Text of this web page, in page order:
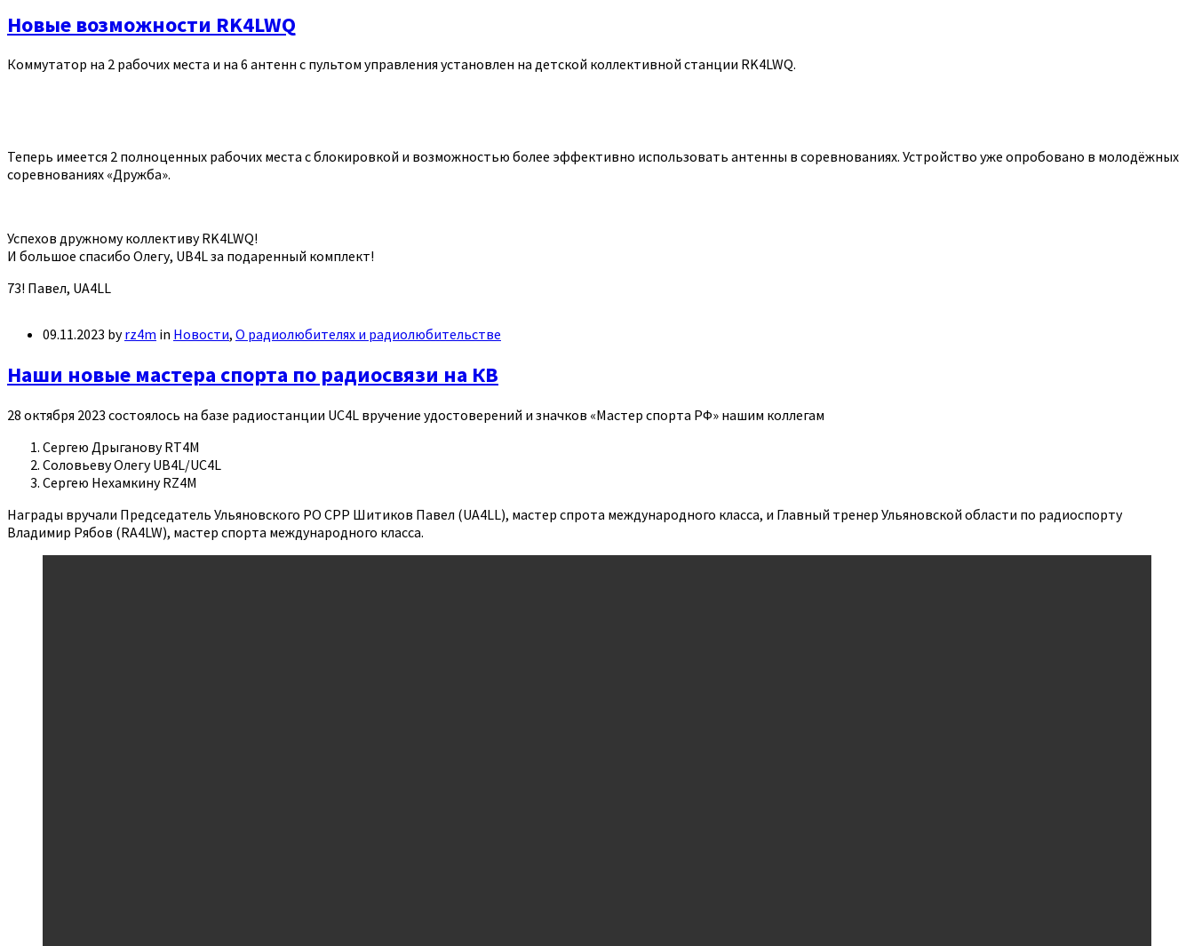
Новые возможности RK4LWQ
Коммутатор на 2 рабочих места и на 6 антенн с пультом управления установлен на детской коллективной станции RK4LWQ.
Теперь имеется 2 полноценных рабочих места с блокировкой и возможностью более эффективно использовать антенны в соревнованиях. Устройство уже опробовано в молодёжных
соревнованиях «Дружба».
Успехов дружному коллективу RK4LWQ!
И большое спасибо Олегу, UB4L за подаренный комплект!
73! Павел, UA4LL
09.11.2023 byrz4m in Новости, О радиолюбителях и радиолюбительстве
Наши новые мастера спорта по радиосвязи на КВ
28 октября 2023 состоялось на базе радиостанции UС4L вручение удостоверений и значков «Мастер спорта РФ» нашим коллегам
Сергею Дрыганову RT4M
Соловьеву Олегу UB4L/UC4L
Сергею Нехамкину RZ4M
Награды вручали Председатель Ульяновского РО СРР Шитиков Павел (UA4LL), мастер спрота международного класса, и Главный тренер Ульяновской области по радиоспорту
Владимир Рябов (RA4LW), мастер спорта международного класса.